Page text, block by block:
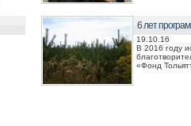
6 лет
19.10.16
В 2016 году
«Фонд